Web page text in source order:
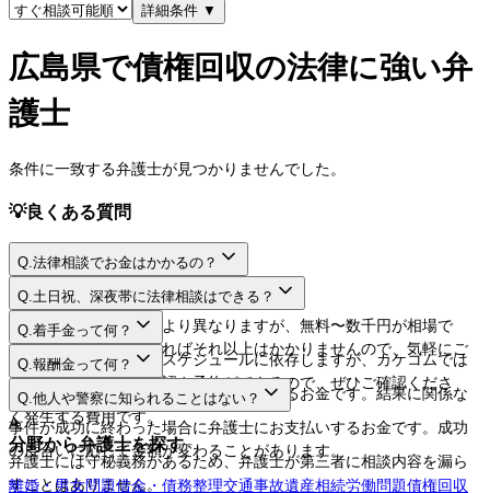
詳細条件 ▼
広島県で債権回収の法律に強い弁
護士
条件に一致する弁護士が見つかりませんでした。
💡良くある質問
Q.法律相談でお金はかかるの？
A.
法律相談料は弁護士により異なりますが、無料〜数千円が相場で
す。相談するだけであればそれ以上はかかりませんので、気軽にご
利用してください。
Q.土日祝、深夜帯に法律相談はできる？
A.
日程や時間は弁護士のスケジュールに依存しますが、カケコムでは
ネットから空き枠の確認や予約ができるので、ぜひご確認くださ
い。
Q.着手金って何？
A.
弁護士に事件を依頼する際にお支払いするお金です。結果に関係な
く発生する費用です。
Q.報酬金って何？
A.
事件が成功に終わった場合に弁護士にお支払いするお金です。成功
の度合いに応じて金額が変わることがあります。
Q.他人や警察に知られることはない？
A.
弁護士には守秘義務があるため、弁護士が第三者に相談内容を漏ら
すことはありません。
分野から弁護士を探す
離婚・男女問題借金・債務整理交通事故遺産相続労働問題債権回収